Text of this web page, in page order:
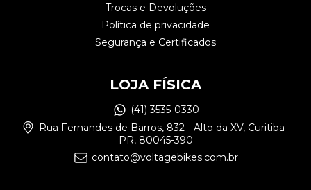
Trocas e Devoluções
Política de privacidade
Segurança e Certificados
LOJA FÍSICA
(41) 3535-0330
Rua Fernandes de Barros, 832 - Alto da XV, Curitiba -
PR, 80045-390
contato@voltagebikes.com.br